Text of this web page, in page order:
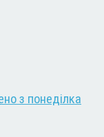
з понеділка